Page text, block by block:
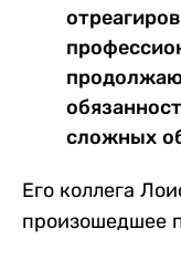
сложных
Его коллега
произошедшее